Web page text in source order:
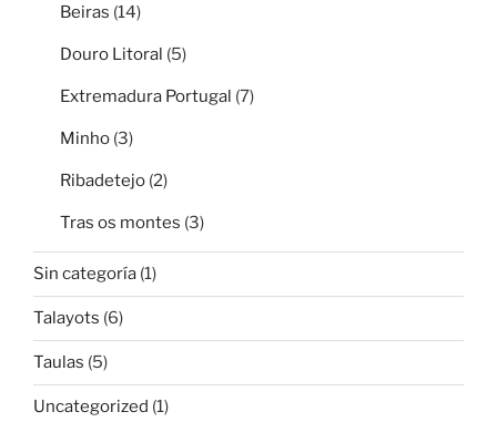
Beiras (14)
Douro Litoral (5)
Extremadura Portugal (7)
Minho (3)
Ribadetejo (2)
Tras os montes (3)
Sin categoría (1)
Talayots (6)
Taulas (5)
Uncategorized (1)